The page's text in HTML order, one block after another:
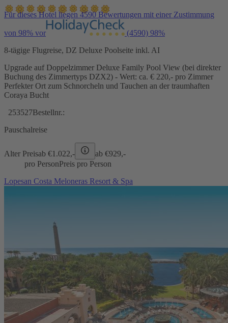
Für dieses Hotel liegen 4590 Bewertungen mit einer Zustimmung
von 98% vor (4590) 98%
8-tägige Flugreise, DZ Deluxe Poolseite inkl. AI
Upgrade auf Doppelzimmer Deluxe Family Pool View (bei direkter
Buchung des Zimmertyps DZX2) - Wert: ca. € 220,- pro Zimmer
Perfekter Ort zum Schnorcheln und Tauchen an der traumhaften
Coraya Bucht
253527Bestellnr.:
Pauschalreise
Alter Preisab €1.022,- ab €929,-
pro PersonPreis pro Person
Lopesan Costa Meloneras Resort & Spa